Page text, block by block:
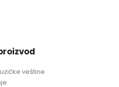
veštine